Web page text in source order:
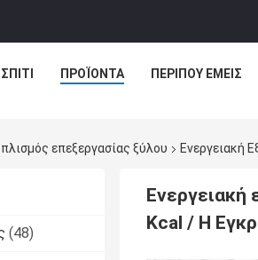
ΣΠΊΤΙ ΠΡΟΪΌΝΤΑ ΠΕΡΊΠΟΥ ΕΜΕΊΣ
επεξεργασίας ξύλου Ενεργειακή
(48)
Ενεργειακή
Kcal / H